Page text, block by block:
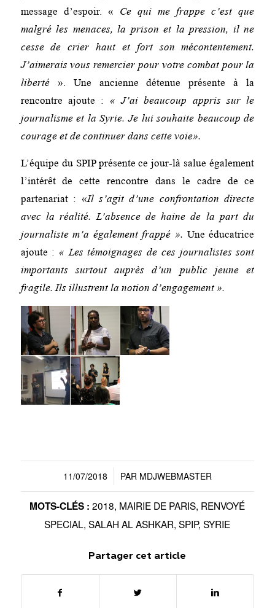
message d’espoir. « Ce qui me frappe c’est que
malgré les menaces, la prison et la pression, il ne
cesse de crier haut et fort son mécontentement.
J’aimerais vous remercier pour votre combat pour la
liberté». Une ancienne détenue présente à la
rencontre ajoute : « J’ai beaucoup appris sur le
journalisme et la Syrie. Je lui souhaite beaucoup de
courage et de continuer dans cette voie».
L’équipe du SPIP présente ce jour-là salue également
l’intérêt de cette rencontre dans le cadre de ce
partenariat : «Il s’agit d’une confrontation directe
avec la réalité. L’absence de haine de la part du
journaliste m’a également frappé ». Une éducatrice
ajoute : « Les témoignages de ces journalistes sont
importants surtout auprès d’un public jeune et
fragile. Ils illustrent la notion d’engagement ».
11/07/2018
/ PAR MDJWEBMASTER
MOTS-CLÉS : 2018, MAIRIE DE PARIS, RENVOYÉ
SPECIAL,SALAH AL ASHKAR,SPIP,SYRIE
Partager cet article